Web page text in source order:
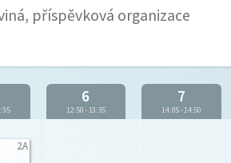
příspěvková organizace
6
12:50-13:35
7
14:05-14:50
2.A